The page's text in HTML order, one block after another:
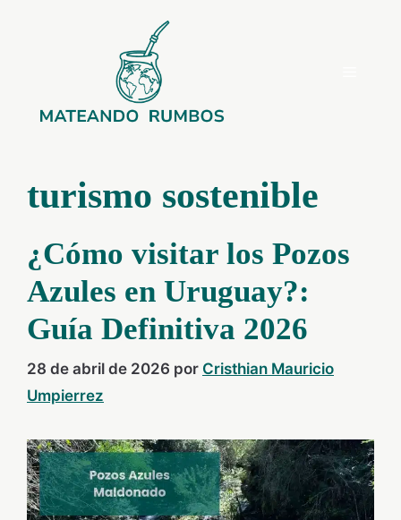
turismo sostenible
¿Cómo visitar los Pozos
Azules en Uruguay?:
Guía Definitiva 2026
28 de abril de 2026 por Cristhian Mauricio
Umpierrez